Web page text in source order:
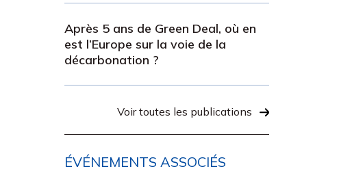
Après 5 ans de Green Deal, où en
est l’Europe sur la voie de la
décarbonation ?
Voir toutes les publications
ÉVÉNEMENTS ASSOCIÉS